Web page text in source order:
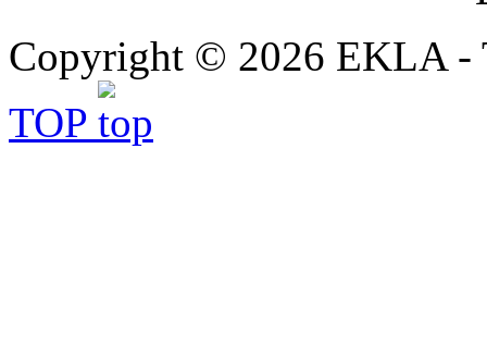
Copyright © 2026 EKLA -
TOP